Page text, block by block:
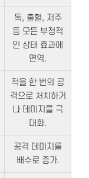
독, 출혈, 저주
등 모든 부정적
인 상태 효과에
면역.
적을 한 번의 공
격으로 처치하거
나 데미지를 극
대화.
공격 데미지를
배수로 증가.